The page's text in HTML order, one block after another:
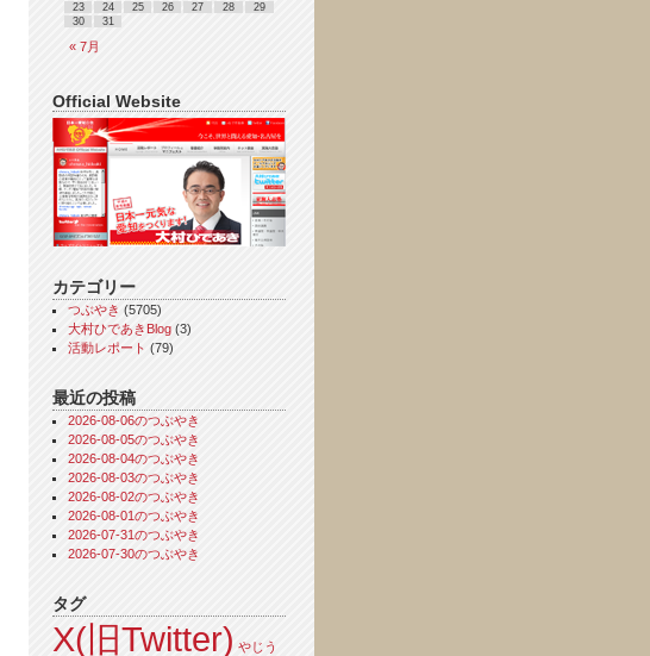
« 7月
23
24 25 26 27 28
29
30
31
Official Website
カテゴリー
つぶやき (5705)
大村ひであきBlog (3)
活動レポート (79)
最近の投稿
2026-08-06のつぶやき
2026-08-05のつぶやき
2026-08-04のつぶやき
2026-08-03のつぶやき
2026-08-02のつぶやき
2026-08-01のつぶやき
2026-07-31のつぶやき
2026-07-30のつぶやき
タグ
X(旧Twitter) やじう